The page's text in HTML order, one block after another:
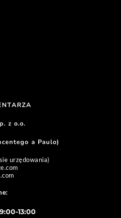
z o.o.
a Paulo)
urzędowania)
13:00